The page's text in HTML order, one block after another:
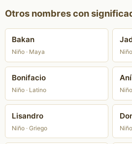
Otros nombres con
Bakan
Niño · Maya
Bonifacio
Niño · Latino
Lisandro
Niño · Griego